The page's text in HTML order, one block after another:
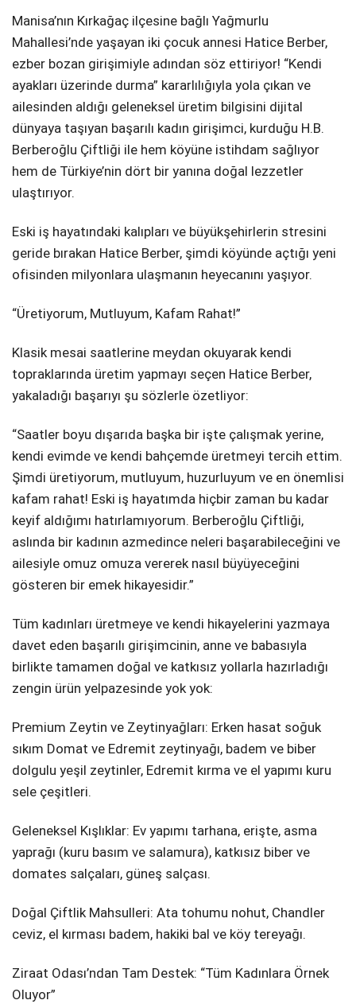
Manisa’nın Kırkağaç ilçesine bağlı Yağmurlu
Mahallesi’nde yaşayan iki çocuk annesi Hatice Berber,
ezber bozan girişimiyle adından söz ettiriyor! “Kendi
ayakları üzerinde durma” kararlılığıyla yola çıkan ve
ailesinden aldığı geleneksel üretim bilgisini dijital
dünyaya taşıyan başarılı kadın girişimci, kurduğu H.B.
Berberoğlu Çiftliği ile hem köyüne istihdam sağlıyor
hem de Türkiye’nin dört bir yanına doğal lezzetler
ulaştırıyor.
Eski iş hayatındaki kalıpları ve büyükşehirlerin stresini
geride bırakan Hatice Berber, şimdi köyünde açtığı yeni
ofisinden milyonlara ulaşmanın heyecanını yaşıyor.
“Üretiyorum, Mutluyum, Kafam Rahat!”
Klasik mesai saatlerine meydan okuyarak kendi
topraklarında üretim yapmayı seçen Hatice Berber,
yakaladığı başarıyı şu sözlerle özetliyor:
“Saatler boyu dışarıda başka bir işte çalışmak yerine,
kendi evimde ve kendi bahçemde üretmeyi tercih ettim.
Şimdi üretiyorum, mutluyum, huzurluyum ve en önemlisi
kafam rahat! Eski iş hayatımda hiçbir zaman bu kadar
keyif aldığımı hatırlamıyorum. Berberoğlu Çiftliği,
aslında bir kadının azmedince neleri başarabileceğini ve
ailesiyle omuz omuza vererek nasıl büyüyeceğini
gösteren bir emek hikayesidir.”
Tüm kadınları üretmeye ve kendi hikayelerini yazmaya
davet eden başarılı girişimcinin, anne ve babasıyla
birlikte tamamen doğal ve katkısız yollarla hazırladığı
zengin ürün yelpazesinde yok yok:
Premium Zeytin ve Zeytinyağları: Erken hasat soğuk
sıkım Domat ve Edremit zeytinyağı, badem ve biber
dolgulu yeşil zeytinler, Edremit kırma ve el yapımı kuru
sele çeşitleri.
Geleneksel Kışlıklar: Ev yapımı tarhana, erişte, asma
yaprağı (kuru basım ve salamura), katkısız biber ve
domates salçaları, güneş salçası.
Doğal Çiftlik Mahsulleri: Ata tohumu nohut, Chandler
ceviz, el kırması badem, hakiki bal ve köy tereyağı.
Ziraat Odası’ndan Tam Destek: “Tüm Kadınlara Örnek
Oluyor”